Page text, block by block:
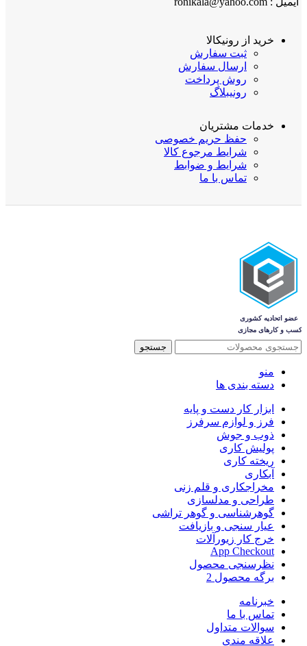
خرید از رونیکالا
ثبت سفارش
ارسال سفارش
روش پرداخت
رونیبلاگ
خدمات مشتریان
حفظ حریم خصوصی
شرایط مرجوع کالا
شرایط و ضوابط
تماس با ما
جستجو
منو
دسته بندی ها
ابزار کار دست و پایه
فرز و لوازم سرفرز
ذوب و جوش
پولیش کاری
ریخته کاری
آبکاری
مخراجکاری و قلم زنی
طراحی و مدلسازی
گوهرشناسی و گوهر تراشی
عیار سنجی و بازیافت
خرج کار زیورآلات
App Checkout
نظرسنجی محصول
برگه محصول 2
خبرنامه
تماس با ما
سوالات متداول
علاقه مندی